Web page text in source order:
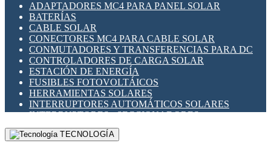
ADAPTADORES MC4 PARA PANEL SOLAR
BATERÍAS
CABLE SOLAR
CONECTORES MC4 PARA CABLE SOLAR
CONMUTADORES Y TRANSFERENCIAS PARA DC
CONTROLADORES DE CARGA SOLAR
ESTACIÓN DE ENERGÍA
FUSIBLES FOTOVOLTÁICOS
HERRAMIENTAS SOLARES
INTERRUPTORES AUTOMÁTICOS SOLARES
INTERRUPTORES - SECCIONADORES
FOTOVOLTÁICOS
MONTAJE PANEL SOLAR
TECNOLOGÍA